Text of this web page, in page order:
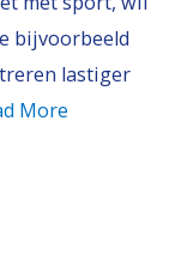
bijvoorbeeld
lastiger
More